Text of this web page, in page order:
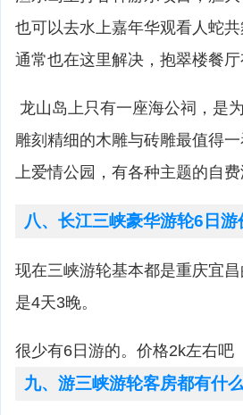
也可以去水上嘉年华观看人蛇
通常也在这里解决，抱翠楼餐
龙山岛上只有一座海公祠，是
雕刻精细的木雕与砖雕最值得
上爱情公园，有各种主题的自费
八、长江三峡豪华游轮6日
现在三峡游轮基本都是重庆宜
是4天3晚。
很少有6日游的。价格2k左右吧
九、游三峡游轮客房都有什